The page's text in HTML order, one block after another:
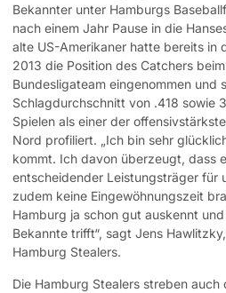
Bekannter unter Hamburgs
nach einem Jahr Pause in die
alte US-Amerikaner hatte bereits in
2013 die Position des Catchers
Bundesligateam eingenommen und
Schlagdurchschnitt von .418 sowie
Spielen als einer der
Nord profiliert. „Ich bin sehr
kommt. Ich davon überzeugt, dass
entscheidender Leistungsträger für
zudem keine Eingewöhnungszeit
Hamburg ja schon gut auskennt
Bekannte trifft“, sagt Jens
Hamburg Stealers.
Die Hamburg Stealers streben auch